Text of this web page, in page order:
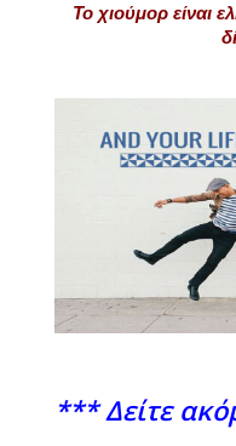
Το χιούμορ είναι
*** Δείτε